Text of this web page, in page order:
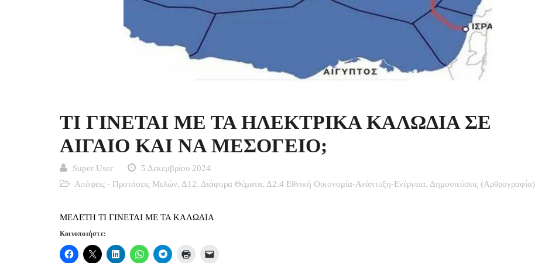
ΤΙ ΓΙΝΕΤΑΙ ΜΕ ΤΑ ΗΛΕΚΤΡΙΚΑ ΚΑΛΩΔΙΑ ΣΕ
ΑΙΓΑΙΟ ΚΑΙ ΝΑ ΜΕΣΟΓΕΙΟ;
Super User
5 Δεκεμβρίου 2024
Απόψεις - Προτάσεις Μελών, Δ12. Διάφορα Θέματα, Δ2.4 Εθνική Οικονομία-Ανάπτυξη-Ενέργεια, Δημοσιεύσεις (Αρθρογραφία)
ΜΕΛΕΤΗ ΤΙ ΓΙΝΕΤΑΙ ΜΕ ΤΑ ΚΑΛΩΔΙΑ
Κοινοποιήστε: